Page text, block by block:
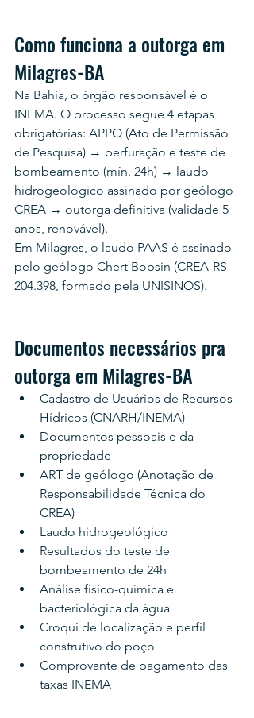
Como funciona a outorga em
Milagres-BA
Na Bahia, o órgão responsável é o
INEMA. O processo segue 4 etapas
obrigatórias: APPO (Ato de Permissão
de Pesquisa) → perfuração e teste de
bombeamento (mín. 24h) → laudo
hidrogeológico assinado por geólogo
CREA → outorga definitiva (validade 5
anos, renovável).
Em Milagres, o laudo PAAS é assinado
pelo geólogo Chert Bobsin (CREA-RS
204.398, formado pela UNISINOS).
Documentos necessários pra
outorga em Milagres-BA
Cadastro de Usuários de Recursos
Hídricos (CNARH/INEMA)
Documentos pessoais e da
propriedade
ART de geólogo (Anotação de
Responsabilidade Técnica do
CREA)
Laudo hidrogeológico
Resultados do teste de
bombeamento de 24h
Análise físico-química e
bacteriológica da água
Croqui de localização e perfil
construtivo do poço
Comprovante de pagamento das
taxas INEMA